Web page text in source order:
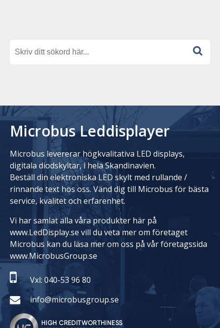
Microbus Leddisplayer
Microbus levererar högkvalitativa LED displays,
digitala diodskyltar, i hela Skandinavien.
Beställ din elektroniska LED skylt med rullande /
rinnande text hos oss. Vänd dig till Microbus för bästa
service, kvalitet och erfarenhet.
Vi har samlat alla våra produkter här på
www.LedDisplay.se vill du veta mer om företaget
Microbus kan du läsa mer om oss på vår företagssida
www.MicrobusGroup.se
Vxl: 040-53 96 80
info@microbusgroup.se